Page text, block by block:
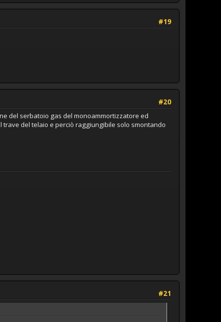
#19
#20
del serbatoio gas del monoammortizzatore ed
del telaio e perciò raggiungibile solo smontando
#21